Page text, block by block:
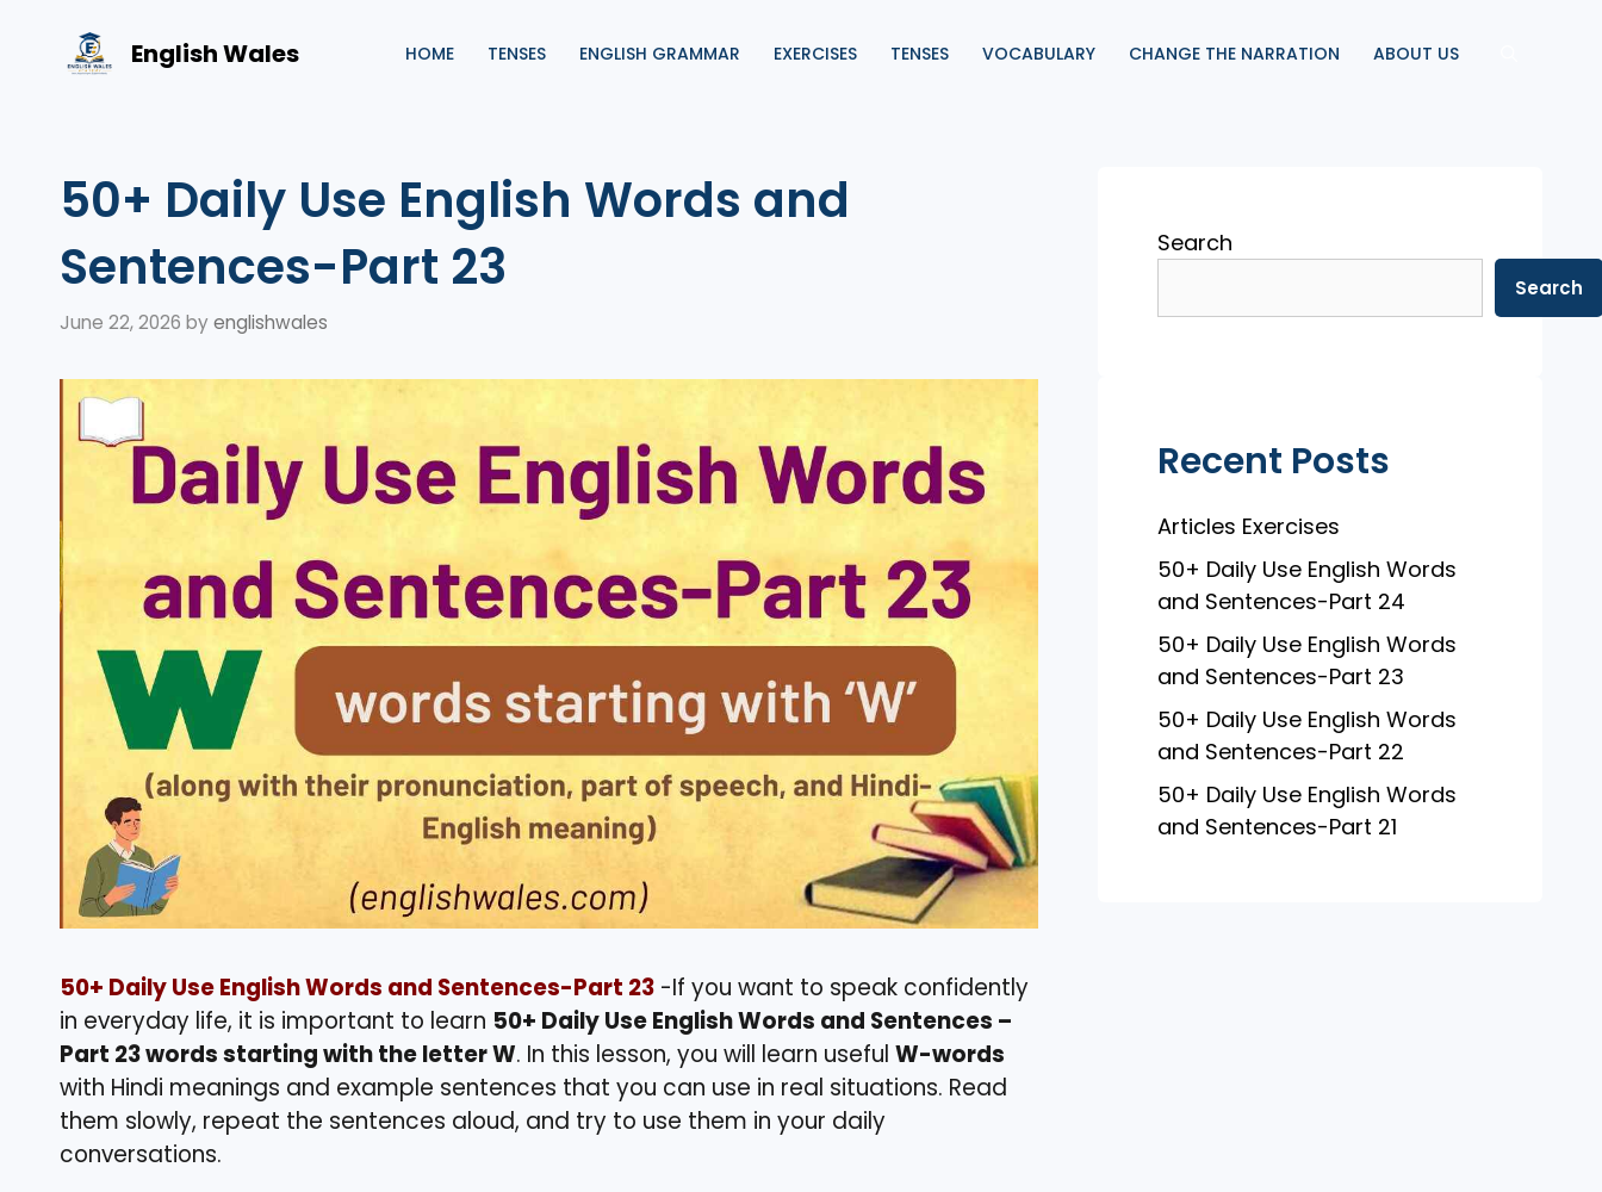
content
English Wales HOME TENSES ENGLISH GRAMMAR EXERCISES TENSES VOCABULARY CHANGE THE NARRATION ABOUT US
50+ Daily Use English Words and
Sentences-Part 23
June 22, 2026 by englishwales
50+ Daily Use English Words and Sentences-Part 23 -If you want to speak confidently
in everyday life, it is important to learn 50+ Daily Use English Words and Sentences –
Part 23 words starting with the letter W. In this lesson, you will learn useful W-words
with Hindi meanings and example sentences that you can use in real situations. Read
them slowly, repeat the sentences aloud, and try to use them in your daily
conversations.
Search
Search
Recent Posts
Articles Exercises
50+ Daily Use English Words
and Sentences-Part 24
50+ Daily Use English Words
and Sentences-Part 23
50+ Daily Use English Words
and Sentences-Part 22
50+ Daily Use English Words
and Sentences-Part 21